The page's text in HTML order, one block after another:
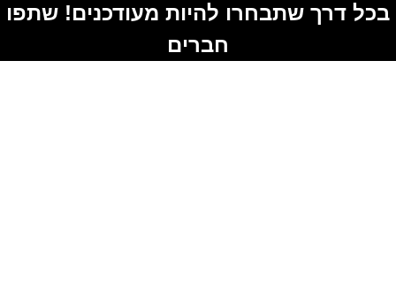
בכל דרך שתבחרו להיות מעודכנים! שתפו
חברים